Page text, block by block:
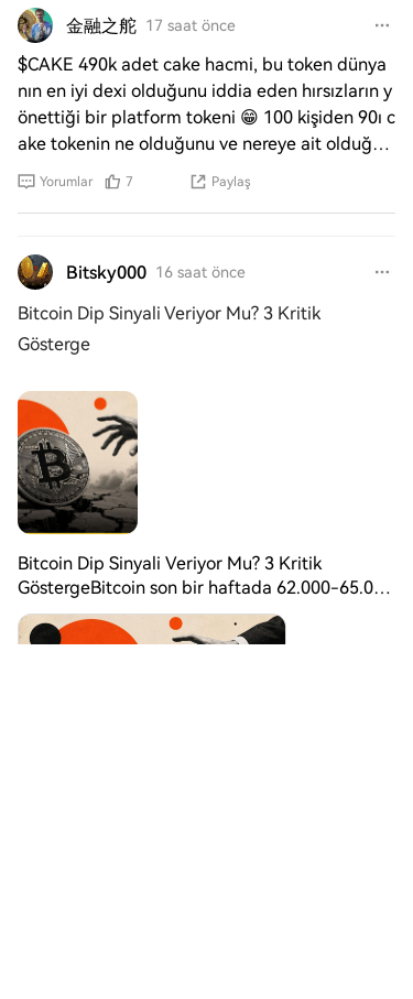
金融之舵 17 saat önce
$CAKE 490k adet cake hacmi, bu token dünya
nın en iyi dexi olduğunu iddia eden hırsızların y
önettiği bir platform tokeni 😁 100 kişiden 90ı c
ake tokenin ne olduğunu ve nereye ait olduğun
u bilmez. Çünkü
Yorumlar 7 Paylaş
Bitsky000 16 saat önce
Bitcoin Dip Sinyali Veriyor Mu? 3 Kritik
Gösterge
Bitcoin Dip Sinyali Veriyor Mu? 3 Kritik
GöstergeBitcoin son bir haftada 62.000-65.000
dolar aralığında sıkışık bir görünüm
sergiledi. Bitcoin için zincir üstü veriler olası bir